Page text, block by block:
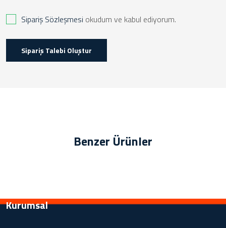
Sipariş Sözleşmesi okudum ve kabul ediyorum.
Sipariş Talebi Oluştur
Benzer Ürünler
Kurumsal